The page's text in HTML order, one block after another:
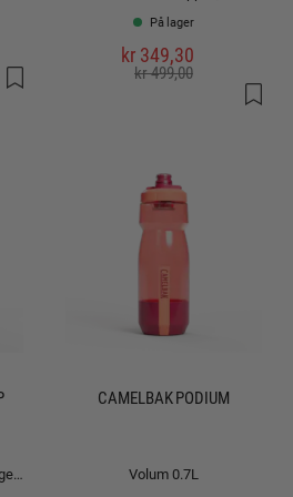
På lager
kr 349,30
kr 499,00
Drikkeflaske i plast med sugerør: 1.0L
CAMELBAK PODIUM
Volum 0.7L